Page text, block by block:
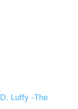
Luffy -The